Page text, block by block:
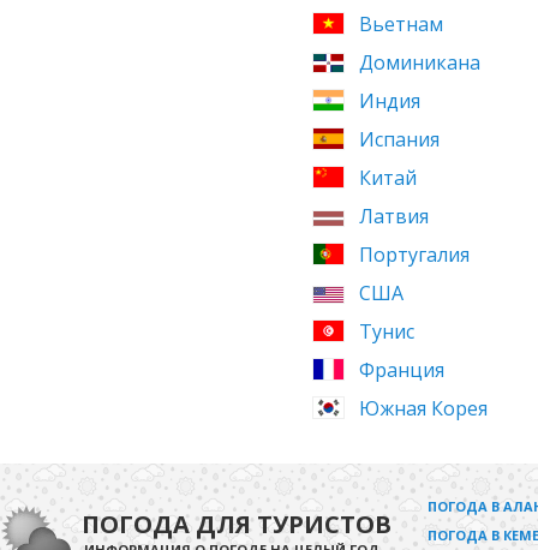
Вьетнам
Доминикана
Индия
Испания
Китай
Латвия
Португалия
США
Тунис
Франция
Южная Корея
ПОГОДА ДЛЯ ТУРИСТОВ
ПОГОДА В
ПОГОДА В